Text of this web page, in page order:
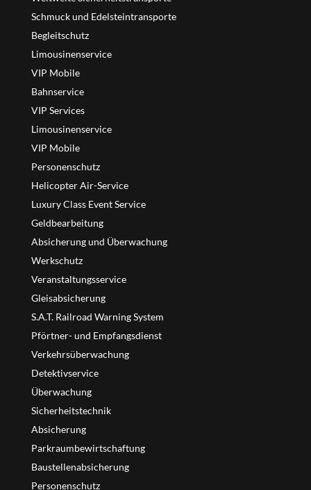
Schmuck und Edelsteintransporte
Begleitschutz
Limousinenservice
VIP Mobile
Bahnservice
VIP Services
Limousinenservice
VIP Mobile
Personenschutz
Helicopter Air-Service
Luxury Class Event Service
Geldbearbeitung
Absicherung und Überwachung
Werkschutz
Veranstaltungsservice
Gleisabsicherung
S.A.T. Railroad Warning System
Pförtner- und Empfangsdienst
Verkehrsüberwachung
Detektivservice
Überwachung
Sicherheitstechnik
Absicherung
Parkraumbewirtschaftung
Baustellenabsicherung
Personenschutz